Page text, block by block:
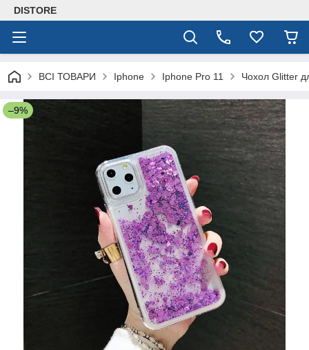
DISTORE
ВСІ ТОВАРИ Iphone Iphone Pro 11 Чохол Glitter
–9%